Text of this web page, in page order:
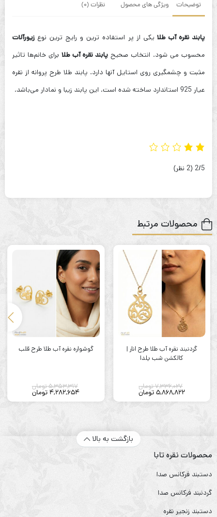
توضیحات ویژگی های محصول نظرات (0)
پابند نقره آب طلا یکی از پر استفاده ترین و رایج ترین نوعزیورآلات
محسوب می شود. انتخاب صحیح پابند نقره آب طلا برای خانم‌ها تاثیر
مثبت و چشمگیری روی استایل آنها دارد. پابند طلا طرح پروانه از نقره
عیار 925 استاندارد ساخته شده است. این پابند زیبا و نمادار می‌باشد.
‫2/5
محصولات مرتبط
گردنبند نقره آب طلا طرح انار |
کالکشن شب یلدا
7,336,027تومان
5,868,822 تومان
گوشواره نقره آب طلا طرح قلب
5,353,317تومان
4,282,654 تومان
بازگشت به بالا
محصولات نقره تابا
دستبند فرکانس صدا
گردنبند فرکانس صدا
دستبند زنجیر نقره